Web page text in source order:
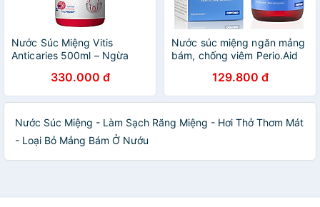
Nước Súc Miệng Vitis
Anticaries 500ml – Ngừa
- Nhập Khẩu Tây Ban Nha
330.000 đ
Nước súc miệng ngăn mảng
bám, chống viêm Perio.Aid
129.800 đ
Nước Súc Miệng - Làm Sạch Răng Miệng - Hơi Thở Thơm Mát
- Loại Bỏ Mảng Bám Ở Nướu